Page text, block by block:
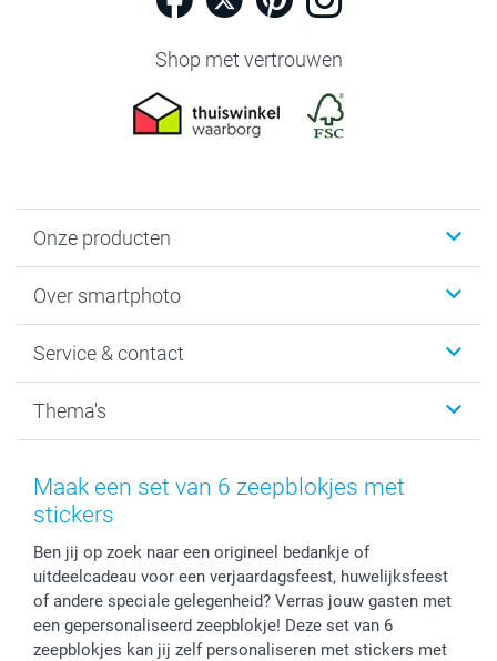
Shop met vertrouwen
Onze producten
Fotoboeken
Fotocadeaus
Kaarten
Over smartphoto
Vacatures
Bestelproces
Herroepingsrecht
Privacy
Reviews
Prijslijst
Investor Relations
Service & contact
Tevredenheidsgarantie
Mijn orderstatus
smartbonus
service@smartphoto.nl
Affiliate partnerprogramma
Partnerships
Influencer partnerprogramma
Thema's
Baby
Moederdag
Huwelijk
Maak een set van 6 zeepblokjes met
stickers
Ben jij op zoek naar een origineel bedankje of
uitdeelcadeau voor een verjaardagsfeest, huwelijksfeest
of andere speciale gelegenheid? Verras jouw gasten met
een gepersonaliseerd zeepblokje! Deze set van 6
zeepblokjes kan jij zelf personaliseren met stickers met